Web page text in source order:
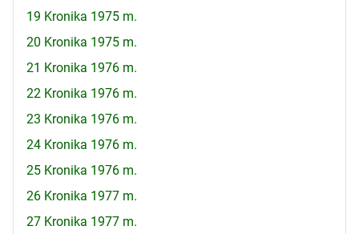
19 Kronika 1975 m.
20 Kronika 1975 m.
21 Kronika 1976 m.
22 Kronika 1976 m.
23 Kronika 1976 m.
24 Kronika 1976 m.
25 Kronika 1976 m.
26 Kronika 1977 m.
27 Kronika 1977 m.